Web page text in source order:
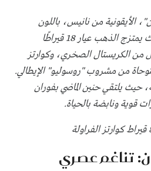
الأيقونية من نانيس، باللون
الوردي في هذه القطعة، حيث يمتزج الذهب عيار 18 قيراطًا
من الكريستال الصخري، وكوارتز
من مشروب "روسوليو" الإيطالي.
يلتقي حنين الماضي بفوران
قوية ونابضة بالحياة.
تناغم عصري